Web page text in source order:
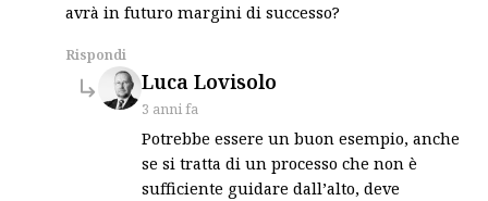
avrà in futuro margini di successo?
Rispondi
Luca Lovisolo
3 anni fa
Potrebbe essere un buon esempio, anche
se si tratta di un processo che non è
sufficiente guidare dall’alto, deve